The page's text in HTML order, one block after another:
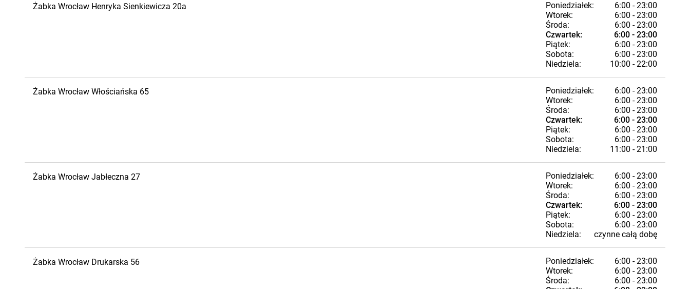
Żabka Wrocław Henryka Sienkiewicza 20a Poniedziałek:
6:00 - 23:00
Wtorek:
6:00 - 23:00
Środa:
6:00 - 23:00
Czwartek:
6:00 - 23:00
Piątek:
6:00 - 23:00
Sobota:
6:00 - 23:00
Niedziela:
10:00 - 22:00
Żabka Wrocław Włościańska 65 Poniedziałek:
6:00 - 23:00
Wtorek:
6:00 - 23:00
Środa:
6:00 - 23:00
Czwartek:
6:00 - 23:00
Piątek:
6:00 - 23:00
Sobota:
6:00 - 23:00
Niedziela:
11:00 - 21:00
Żabka Wrocław Jabłeczna 27 Poniedziałek:
6:00 - 23:00
Wtorek:
6:00 - 23:00
Środa:
6:00 - 23:00
Czwartek:
6:00 - 23:00
Piątek:
6:00 - 23:00
Sobota:
6:00 - 23:00
Niedziela:
czynne całą dobę
Żabka Wrocław Drukarska 56 Poniedziałek:
6:00 - 23:00
Wtorek:
6:00 - 23:00
Środa:
6:00 - 23:00